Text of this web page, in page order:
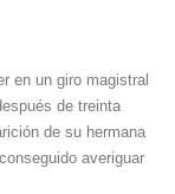
en un giro magistral
de treinta
de su hermana
averiguar